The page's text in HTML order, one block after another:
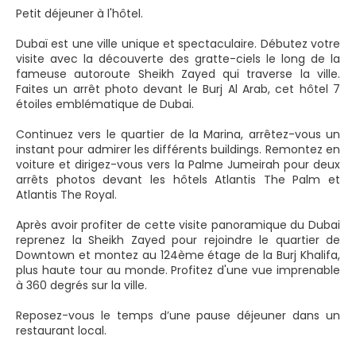
Petit déjeuner à l'hôtel.
Dubaï est une ville unique et spectaculaire. Débutez votre
visite avec la découverte des gratte-ciels le long de la
fameuse autoroute Sheikh Zayed qui traverse la ville.
Faites un arrêt photo devant le Burj Al Arab, cet hôtel 7
étoiles emblématique de Dubai.
Continuez vers le quartier de la Marina, arrêtez-vous un
instant pour admirer les différents buildings. Remontez en
voiture et dirigez-vous vers la Palme Jumeirah pour deux
arrêts photos devant les hôtels Atlantis The Palm et
Atlantis The Royal.
Après avoir profiter de cette visite panoramique du Dubai
reprenez la Sheikh Zayed pour rejoindre le quartier de
Downtown et montez au 124ème étage de la Burj Khalifa,
plus haute tour au monde. Profitez d'une vue imprenable
à 360 degrés sur la ville.
Reposez-vous le temps d’une pause déjeuner dans un
restaurant local.